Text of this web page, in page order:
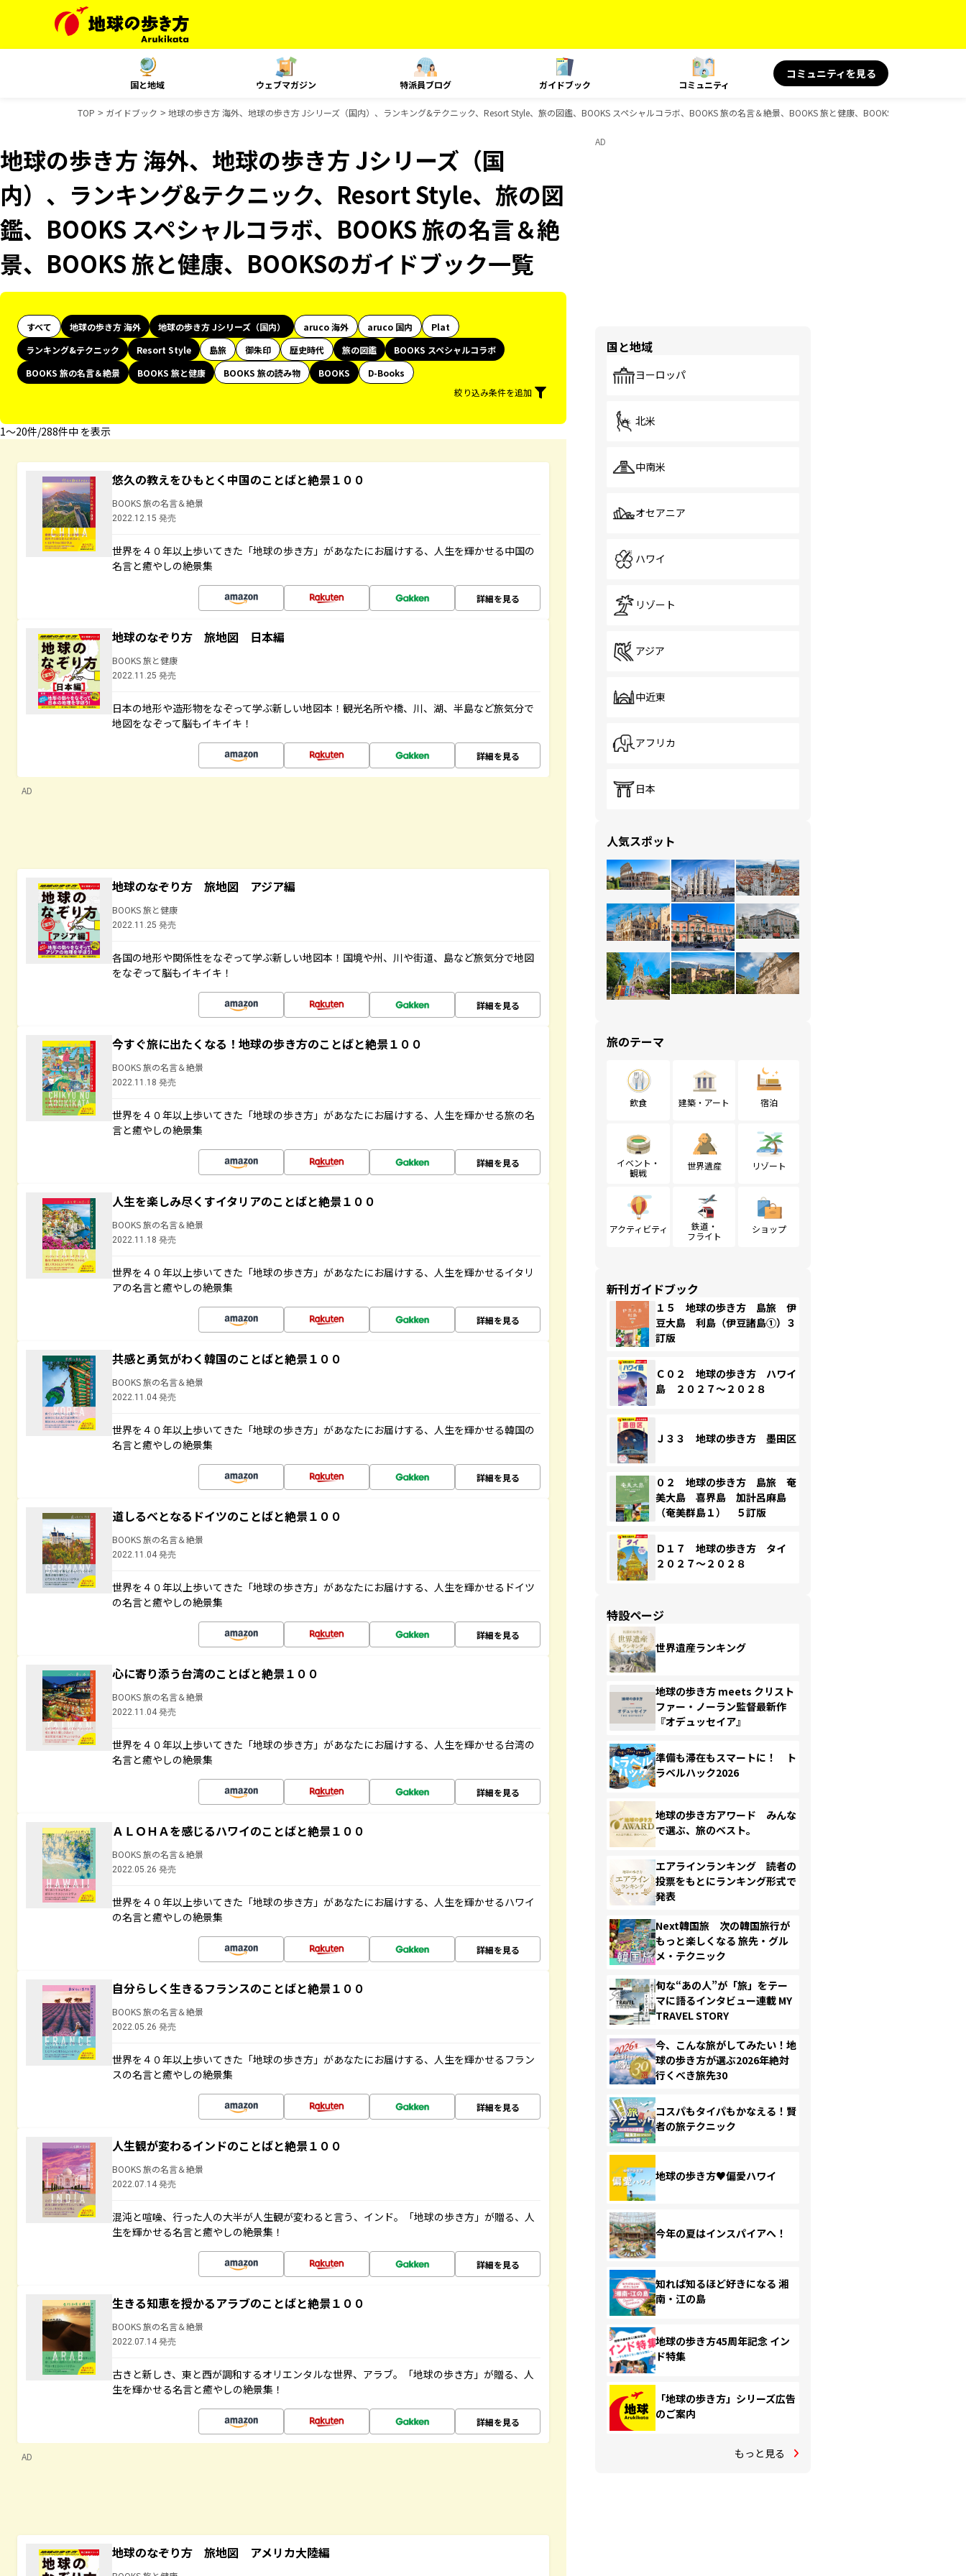
国と地域 ウェブマガジン 特派員ブログ ガイドブック コミュニティ
コミュニティを見る
TOP ガイドブック 地球の歩き方 海外、地球の歩き方 Jシリーズ（国内）、ランキング&テクニック、Resort Style、旅の図鑑、BOOKS スペシャルコラボ、BOOKS 旅の名言＆絶景、BOOKS 旅と健康、BOOKSのガイドブック一
地球の歩き方 海外、地球の歩き方 Jシリーズ（国
内）、ランキング&テクニック、Resort Style、旅の図
鑑、BOOKS スペシャルコラボ、BOOKS 旅の名言＆絶
景、BOOKS 旅と健康、BOOKSのガイドブック一覧
すべて 地球の歩き方 海外 地球の歩き方 Jシリーズ（国内） aruco 海外 aruco 国内
Plat
ランキング&テクニック
Resort Style 島旅 御朱印 歴史時代 旅の図鑑
BOOKS スペシャルコラボ
BOOKS 旅の名言＆絶景
BOOKS 旅と健康 BOOKS 旅の読み物 BOOKS
D-Books
絞り込み条件を追加
1〜20件/288件中 を表示
悠久の教えをひもとく中国のことばと絶景１００
BOOKS 旅の名言＆絶景
2022.12.15 発売
世界を４０年以上歩いてきた「地球の歩き方」があなたにお届けする、人生を輝かせる中国の
名言と癒やしの絶景集
詳細を見る
地球のなぞり方 旅地図 日本編
BOOKS 旅と健康
2022.11.25 発売
日本の地形や造形物をなぞって学ぶ新しい地図本！観光名所や橋、川、湖、半島など旅気分で
地図をなぞって脳もイキイキ！
詳細を見る
AD
地球のなぞり方 旅地図 アジア編
BOOKS 旅と健康
2022.11.25 発売
各国の地形や関係性をなぞって学ぶ新しい地図本！国境や州、川や街道、島など旅気分で地図
をなぞって脳もイキイキ！
詳細を見る
今すぐ旅に出たくなる！地球の歩き方のことばと絶景１００
BOOKS 旅の名言＆絶景
2022.11.18 発売
世界を４０年以上歩いてきた「地球の歩き方」があなたにお届けする、人生を輝かせる旅の名
言と癒やしの絶景集
詳細を見る
人生を楽しみ尽くすイタリアのことばと絶景１００
BOOKS 旅の名言＆絶景
2022.11.18 発売
世界を４０年以上歩いてきた「地球の歩き方」があなたにお届けする、人生を輝かせるイタリ
アの名言と癒やしの絶景集
詳細を見る
共感と勇気がわく韓国のことばと絶景１００
BOOKS 旅の名言＆絶景
2022.11.04 発売
世界を４０年以上歩いてきた「地球の歩き方」があなたにお届けする、人生を輝かせる韓国の
名言と癒やしの絶景集
詳細を見る
道しるべとなるドイツのことばと絶景１００
BOOKS 旅の名言＆絶景
2022.11.04 発売
世界を４０年以上歩いてきた「地球の歩き方」があなたにお届けする、人生を輝かせるドイツ
の名言と癒やしの絶景集
詳細を見る
心に寄り添う台湾のことばと絶景１００
BOOKS 旅の名言＆絶景
2022.11.04 発売
世界を４０年以上歩いてきた「地球の歩き方」があなたにお届けする、人生を輝かせる台湾の
名言と癒やしの絶景集
詳細を見る
ＡＬＯＨＡを感じるハワイのことばと絶景１００
BOOKS 旅の名言＆絶景
2022.05.26 発売
世界を４０年以上歩いてきた「地球の歩き方」があなたにお届けする、人生を輝かせるハワイ
の名言と癒やしの絶景集
詳細を見る
自分らしく生きるフランスのことばと絶景１００
BOOKS 旅の名言＆絶景
2022.05.26 発売
世界を４０年以上歩いてきた「地球の歩き方」があなたにお届けする、人生を輝かせるフラン
スの名言と癒やしの絶景集
詳細を見る
人生観が変わるインドのことばと絶景１００
BOOKS 旅の名言＆絶景
2022.07.14 発売
混沌と喧噪、行った人の大半が人生観が変わると言う、インド。「地球の歩き方」が贈る、人
生を輝かせる名言と癒やしの絶景集！
詳細を見る
生きる知恵を授かるアラブのことばと絶景１００
BOOKS 旅の名言＆絶景
2022.07.14 発売
古きと新しき、東と西が調和するオリエンタルな世界、アラブ。「地球の歩き方」が贈る、人
生を輝かせる名言と癒やしの絶景集！
詳細を見る
AD
地球のなぞり方 旅地図 アメリカ大陸編
AD
国と地域
ヨーロッパ
北米
中南米
オセアニア
ハワイ
リゾート
アジア
中近東
アフリカ
日本
人気スポット
旅のテーマ
飲食 建築・アート 宿泊
イベント・
観戦
世界遺産 リゾート
アクティビティ
鉄道・
フライト
ショップ
新刊ガイドブック
１５ 地球の歩き方 島旅 伊
豆大島 利島（伊豆諸島①）３
訂版
Ｃ０２ 地球の歩き方 ハワイ
島 ２０２７～２０２８
Ｊ３３ 地球の歩き方 墨田区
０２ 地球の歩き方 島旅 奄
美大島 喜界島 加計呂麻島
（奄美群島１） ５訂版
Ｄ１７ 地球の歩き方 タイ
２０２７～２０２８
特設ページ
世界遺産ランキング
地球の歩き方 meets クリスト
ファー・ノーラン監督最新作
『オデュッセイア』
準備も滞在もスマートに！ ト
ラベルハック2026
地球の歩き方アワード みんな
で選ぶ、旅のベスト。
エアラインランキング 読者の
投票をもとにランキング形式で
発表
Next韓国旅 次の韓国旅行が
もっと楽しくなる 旅先・グル
メ・テクニック
旬な“あの人”が「旅」をテー
マに語るインタビュー連載 MY
TRAVEL STORY
今、こんな旅がしてみたい！地
球の歩き方が選ぶ2026年絶対
行くべき旅先30
コスパもタイパもかなえる！賢
者の旅テクニック
地球の歩き方♥偏愛ハワイ
今年の夏はインスパイアへ！
知れば知るほど好きになる 湘
南・江の島
地球の歩き方45周年記念 イン
ド特集
「地球の歩き方」シリーズ広告
のご案内
もっと見る